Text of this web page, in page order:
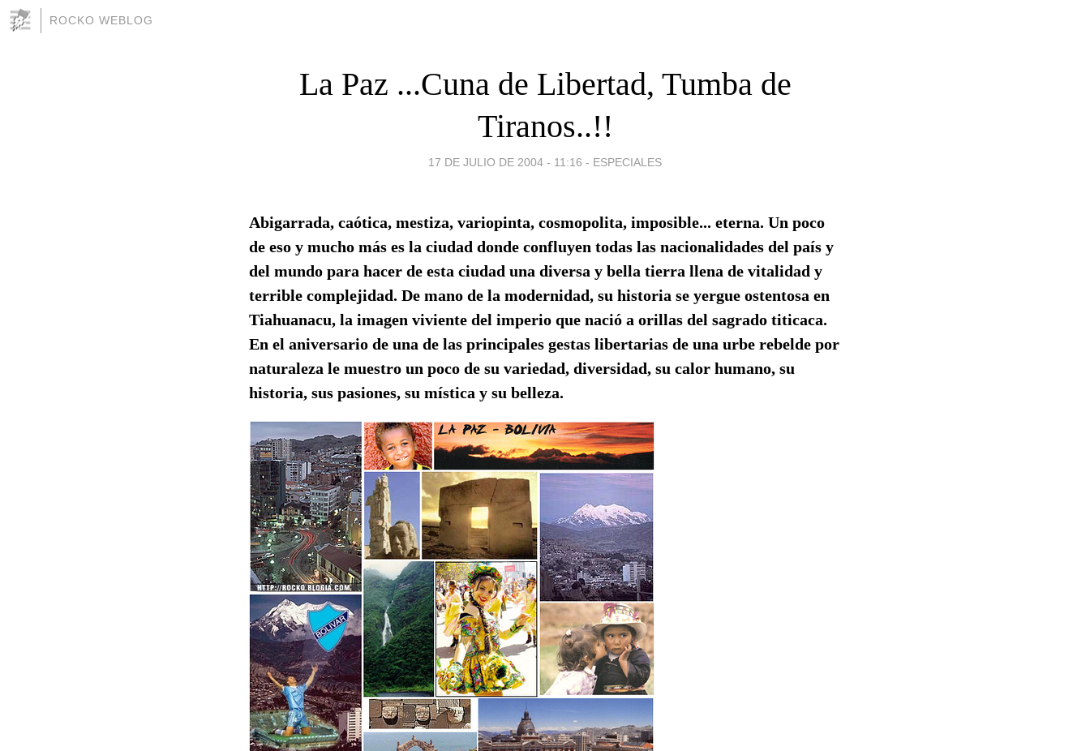
ROCKO WEBLOG
La Paz ...Cuna de Libertad, Tumba de
Tiranos..!!
17 DE JULIO DE 2004 - 11:16 - ESPECIALES
Abigarrada, caótica, mestiza, variopinta, cosmopolita, imposible... eterna. Un poco
de eso y mucho más es la ciudad donde confluyen todas las nacionalidades del país y
del mundo para hacer de esta ciudad una diversa y bella tierra llena de vitalidad y
terrible complejidad. De mano de la modernidad, su historia se yergue ostentosa en
Tiahuanacu, la imagen viviente del imperio que nació a orillas del sagrado titicaca.
En el aniversario de una de las principales gestas libertarias de una urbe rebelde por
naturaleza le muestro un poco de su variedad, diversidad, su calor humano, su
historia, sus pasiones, su mística y su belleza.